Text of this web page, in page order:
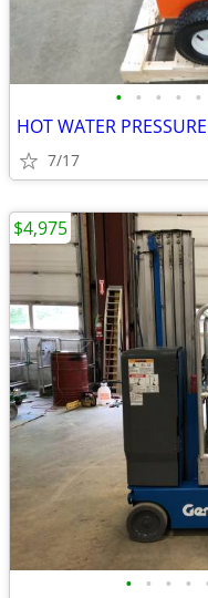
• • • • •
7/17
• • • •
$4,975